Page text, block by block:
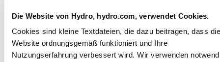
Die Website von Hydro, hydro.com, verwendet Cookies.
Cookies sind kleine Textdateien, die dazu beitragen, dass die
Website ordnungsgemäß funktioniert und Ihre
Nutzungserfahrung verbessert wird. Wir verwenden
Publications
Beschaffung
Berichte von Hydro
Standorte in Deutschland